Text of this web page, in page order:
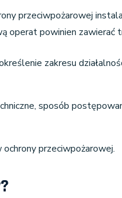
przeciwpożarowej
operat powinien zawierać
zakresu
sposób
przeciwpożarowej.